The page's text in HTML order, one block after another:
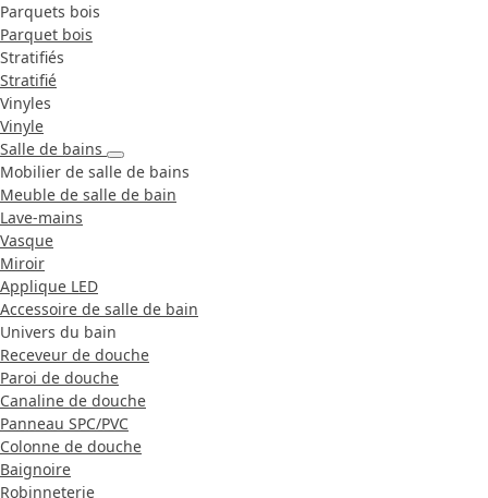
Parquets bois
Parquet bois
Stratifiés
Stratifié
Vinyles
Vinyle
Salle de bains
Mobilier de salle de bains
Meuble de salle de bain
Lave-mains
Vasque
Miroir
Applique LED
Accessoire de salle de bain
Univers du bain
Receveur de douche
Paroi de douche
Canaline de douche
Panneau SPC/PVC
Colonne de douche
Baignoire
Robinneterie